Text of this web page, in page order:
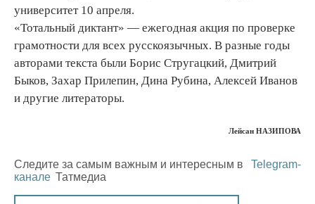
университет 10 апреля.
«Тотальный диктант» — ежегодная акция по проверке
грамотности для всех русскоязычных. В разные годы
авторами текста были Борис Стругацкий, Дмитрий
Быков, Захар Прилепин, Дина Рубина, Алексей Иванов
и другие литераторы.
Лейсан НАЗИПОВА
Следите за самым важным и интересным в
Telegram-
канале Татмедиа